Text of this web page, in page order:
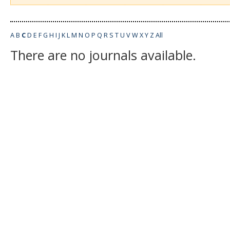
AB CD E FG H I J KLM N O P Q R S TU VWXY ZAll
There are no journals available.